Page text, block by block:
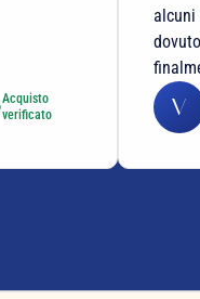
Acquisto
verificato
V